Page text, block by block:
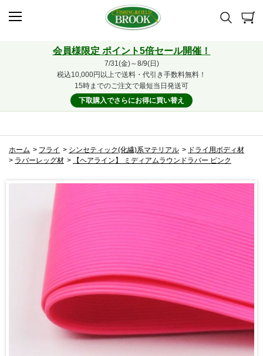
会員様限定 ポイント5倍セール開催！
7/31(金)～8/9(日)
税込10,000円以上で送料・代引き手数料無料！
15時までのご注文で最短当日発送可
下取購入でさらにお得に買い替え
ホーム > フライ > シンセティック(化繊)系マテリアル > ドライ用ボディ材
> ラバーレッグ材 > 【ヘアライン】 ミディアムラウンドラバー ピンク